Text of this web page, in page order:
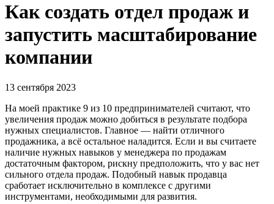
Как создать отдел продаж и
запустить масштабирование
компании
13 сентября 2023
На моей практике 9 из 10 предпринимателей считают, что
увеличения продаж можно добиться в результате подбора
нужных специалистов. Главное — найти отличного
продажника, а всё остальное наладится. Если и вы считаете
наличие нужных навыков у менеджера по продажам
достаточным фактором, рискну предположить, что у вас нет
сильного отдела продаж. Подобный навык продавца
сработает исключительно в комплексе с другими
инструментами, необходимыми для развития.